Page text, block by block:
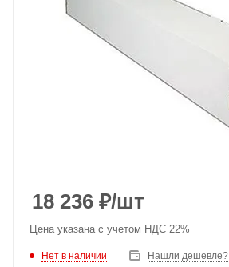
18 236 ₽/шт
Цена указана с учетом НДС 22%
Нет в наличии Нашли дешевле?